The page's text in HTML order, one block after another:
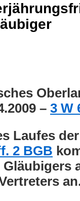
– 3 W
Laufes
2 BGB